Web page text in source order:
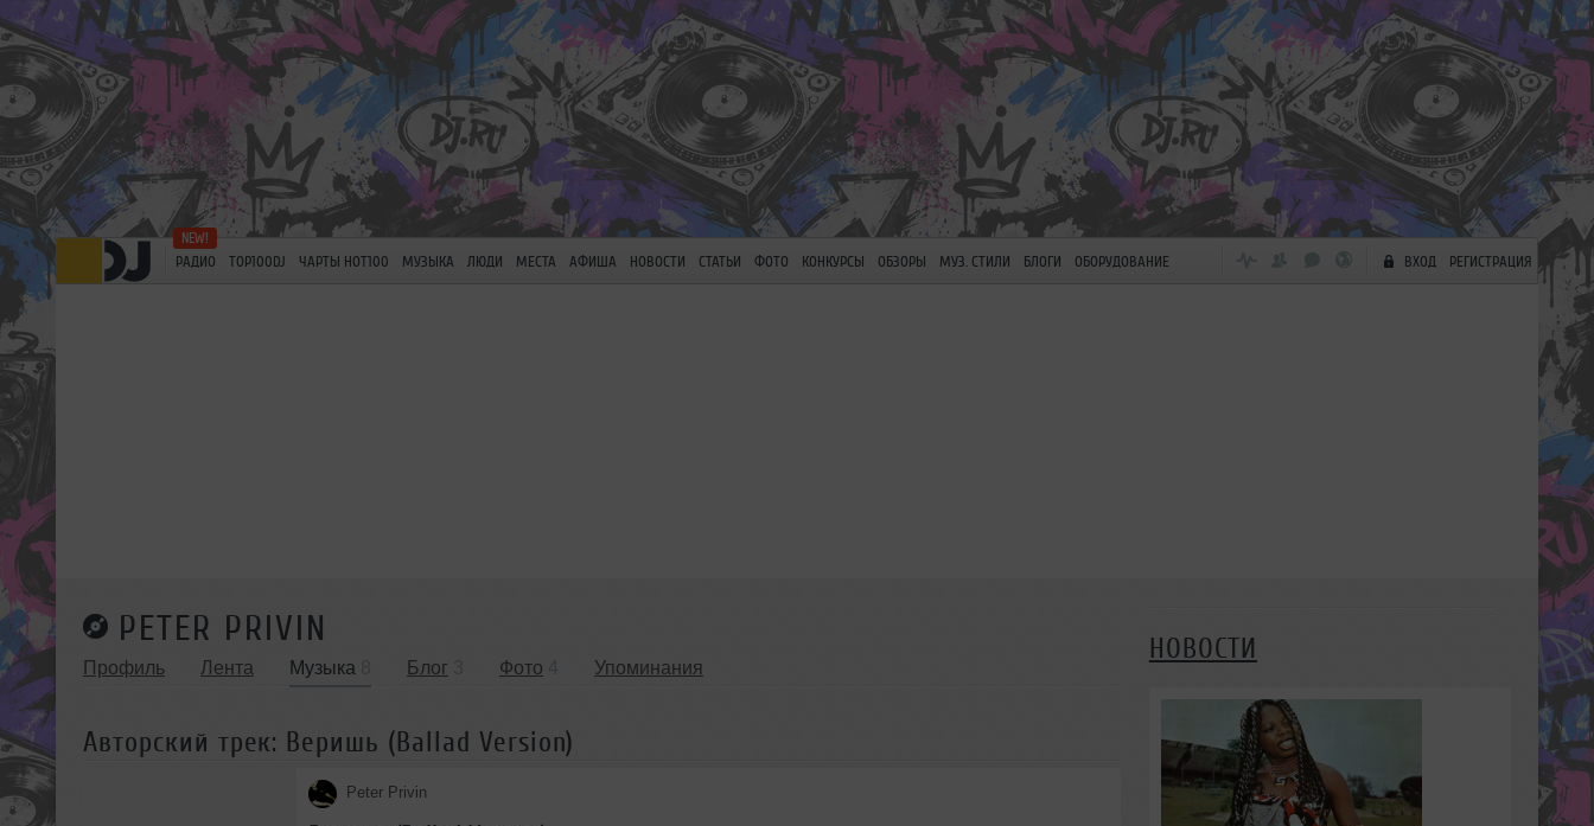
РАДИО TOP100DJ ЧАРТЫ HOT100 МУЗЫКА ЛЮДИ МЕСТА АФИША НОВОСТИ СТАТЬИ ФОТО КОНКУРСЫ ОБЗОРЫ МУЗ. СТИЛИ БЛОГИ ОБОРУДОВАНИЕ ВХОД РЕГИСТРАЦИЯ
PETER PRIVIN
Профиль Лента Музыка Блог Фото Упоминания
Авторский трек: Веришь (Ballad Version)
Peter Privin
НОВОСТИ